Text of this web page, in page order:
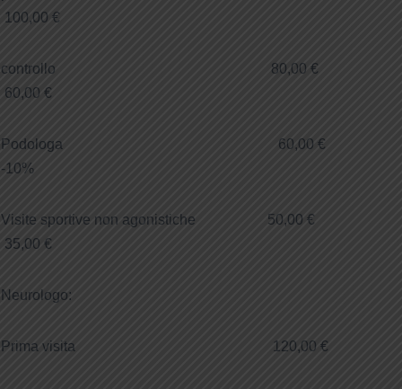
100,00 €
controllo 80,00 €
60,00 €
Podologa 60,00 €
-10%
Visite sportive non agonistiche 50,00 €
35,00 €
Neurologo:
Prima visita 120,00 €